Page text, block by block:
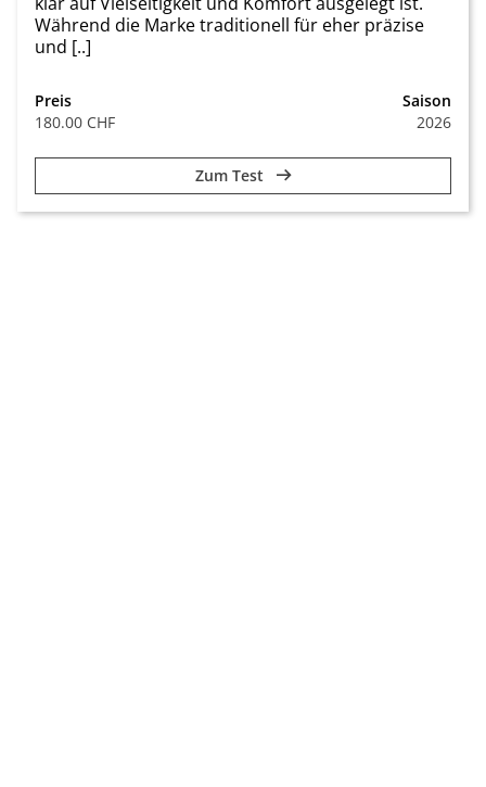
Während die Marke traditionell für eher präzise
und [..]
Preis
180.00 CHF
Saison
2026
Zum Test